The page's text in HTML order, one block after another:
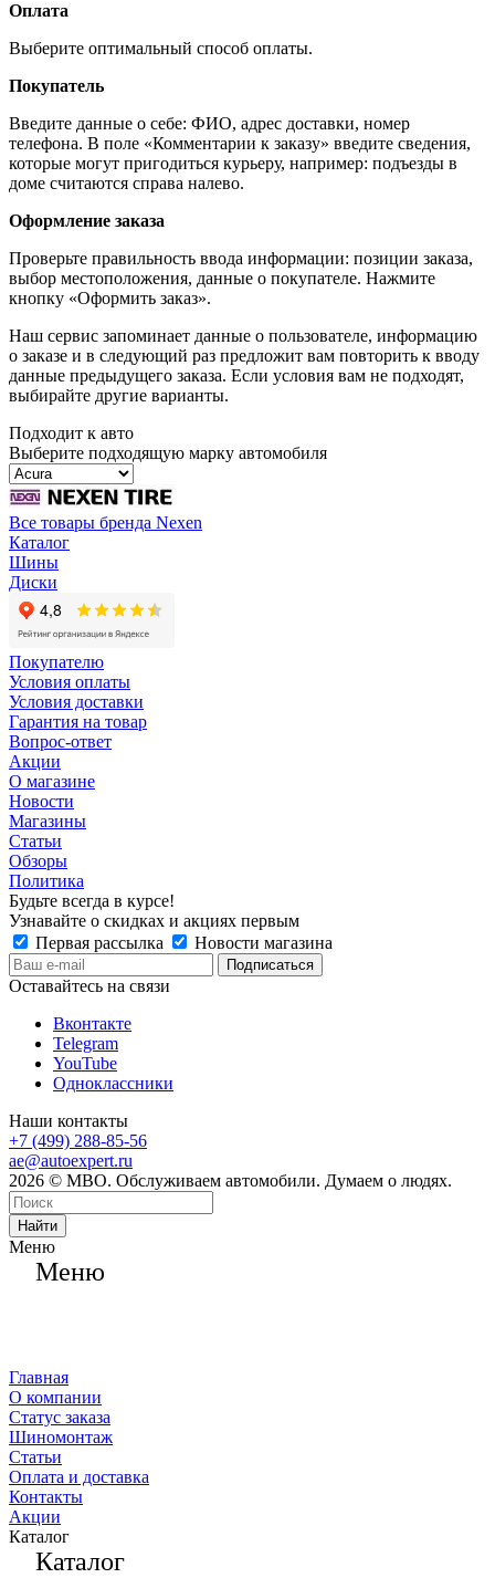
Оплата
Выберите оптимальный способ оплаты.
Покупатель
Введите данные о себе: ФИО, адрес доставки, номер
телефона. В поле «Комментарии к заказу» введите сведения,
которые могут пригодиться курьеру, например: подъезды в
доме считаются справа налево.
Оформление заказа
Проверьте правильность ввода информации: позиции заказа,
выбор местоположения, данные о покупателе. Нажмите
кнопку «Оформить заказ».
Наш сервис запоминает данные о пользователе, информацию
о заказе и в следующий раз предложит вам повторить к вводу
данные предыдущего заказа. Если условия вам не подходят,
выбирайте другие варианты.
Подходит к авто
Выберите подходящую марку автомобиля
Все товары бренда Nexen
Каталог
Шины
Диски
Покупателю
Условия оплаты
Условия доставки
Гарантия на товар
Вопрос-ответ
Акции
О магазине
Новости
Магазины
Статьи
Обзоры
Политика
Будьте всегда в курсе!
Узнавайте о скидках и акциях первым
Первая рассылка
Новости магазина
Оставайтесь на связи
Вконтакте
Telegram
YouTube
Одноклассники
Наши контакты
+7 (499) 288-85-56
ae@autoexpert.ru
2026 © МВО. Обслуживаем автомобили. Думаем о людях.
Найти
Меню
Меню
Главная
О компании
Статус заказа
Шиномонтаж
Статьи
Оплата и доставка
Контакты
Акции
Каталог
Каталог